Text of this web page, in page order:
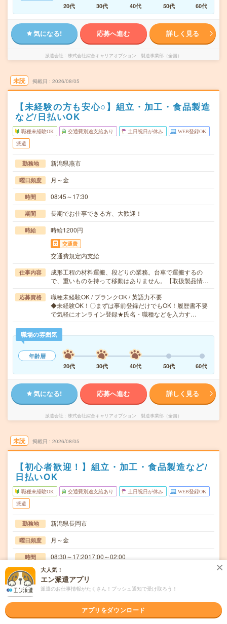
20代
30代 40代 50代 60代
気になる! 応募へ進む 詳しく見る
派遣会社 株式会社綜合キャリアオプション 製造事業部（全国）
未読 掲載日 2026/08/05
【未経験の方も安心○】組立・加工・食品製造
など/日払いOK
職種未経験OK 交通費別途支給あり 土日祝日が休み WEB登録OK
派遣
勤務地 新潟県燕市
曜日頻度 月～金
時間 08:45～17:30
期間 長期でお仕事できる方、大歓迎！
時給 時給1200円
交通費
交通費規定内支給
仕事内容
成形工程の材料運搬、段どりの業務。台車で運搬するの
で、重いものを持って移動はありません。【取扱製品情…
応募資格
職種未経験OK / ブランクOK / 英語力不要
◆未経験OK！〇まずは事前登録だけでもOK！履歴書不要
で気軽にオンライン登録★氏名・職種などを入力す…
職場の雰囲気
年齢層
20代
30代 40代 50代 60代
気になる! 応募へ進む 詳しく見る
派遣会社 株式会社綜合キャリアオプション 製造事業部（全国）
未読 掲載日 2026/08/05
【初心者歓迎！】組立・加工・食品製造など/
日払いOK
職種未経験OK 交通費別途支給あり 土日祝日が休み WEB登録OK
派遣
勤務地 新潟県長岡市
曜日頻度 月～金
時間 08:30～17:2017:00～02:00
期間 長期でお仕事できる方、大歓迎！
時給 時給1200円
交通費
交通費規定内支給
大人気！
エン派遣アプリ
派遣のお仕事情報がたくさん！プッシュ通知で受け取ろう！
アプリをダウンロード